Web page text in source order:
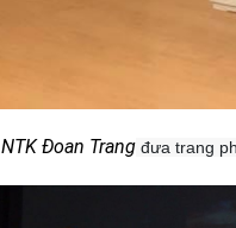
NTK Đoan Trangđưa trang